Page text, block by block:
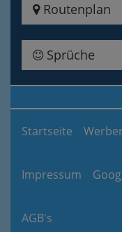
Routenplan
Sprüche
Startseite
Impressum
AGB's